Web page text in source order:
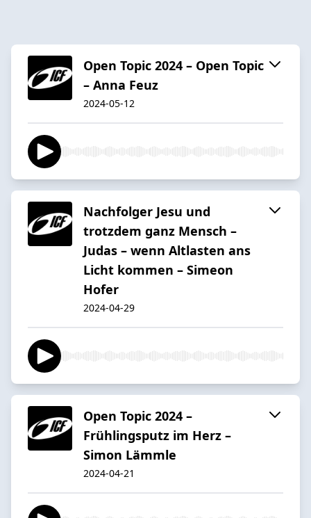
Open Topic 2024 – Open Topic
– Anna Feuz
2024-05-12
Nachfolger Jesu und
trotzdem ganz Mensch –
Judas – wenn Altlasten ans
Licht kommen – Simeon
Hofer
2024-04-29
Open Topic 2024 –
Frühlingsputz im Herz –
Simon Lämmle
2024-04-21